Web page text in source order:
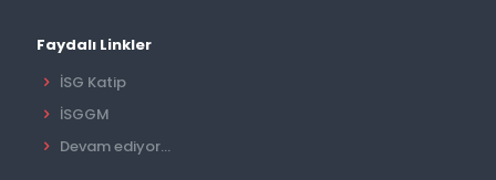
Faydalı Linkler
İSG Katip
İSGGM
Devam ediyor...